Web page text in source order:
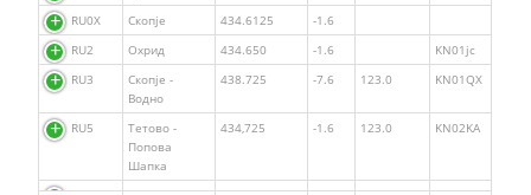
RU0Х
Скопје 434.6125
-1.6
RU2
Охрид 434.650 -1.6
KN01jc
RU3
Скопје -
Водно
438.725 -7.6 123.0 KN01QX
RU5
Тетово -
Попова
Шапка
434,725 -1.6 123.0 KN02KA